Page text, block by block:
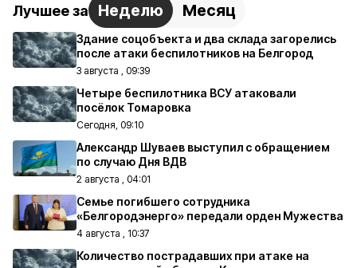
Лучшее за Неделю Месяц
Здание соцобъекта и два склада загорелись
после атаки беспилотников на Белгород
3 августа , 09:39
Четыре беспилотника ВСУ атаковали
посёлок Томаровка
Сегодня, 09:10
Александр Шуваев выступил с обращением
по случаю Дня ВДВ
2 августа , 04:01
Семье погибшего сотрудника
«Белгородэнерго» передали орден Мужества
4 августа , 10:37
Количество пострадавших при атаке на